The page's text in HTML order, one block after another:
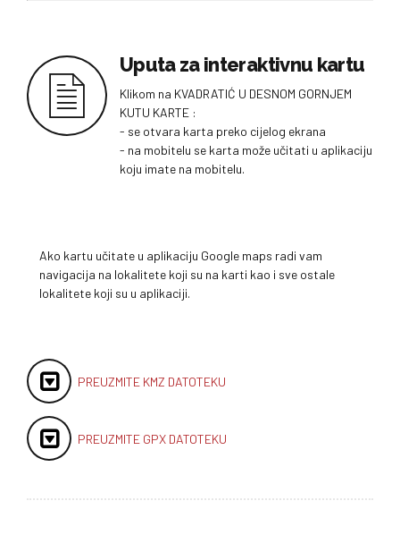
Uputa za interaktivnu kartu
Klikom na KVADRATIĆ U DESNOM GORNJEM
KUTU KARTE :
- se otvara karta preko cijelog ekrana
- na mobitelu se karta može učitati u aplikaciju
koju imate na mobitelu.
Ako kartu učitate u aplikaciju Google maps radi vam
navigacija na lokalitete koji su na karti kao i sve ostale
lokalitete koji su u aplikaciji.
PREUZMITE KMZ DATOTEKU
PREUZMITE GPX DATOTEKU